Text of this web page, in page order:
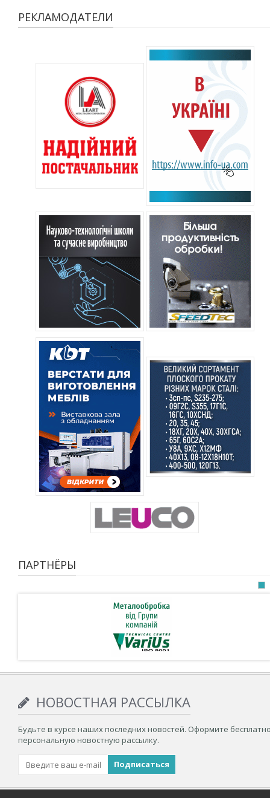
РЕКЛАМОДАТЕЛИ
ПАРТНЁРЫ
НОВОСТНАЯ РАССЫЛКА
Будьте в курсе наших последних новостей. Оформите
персональную новостную рассылку.